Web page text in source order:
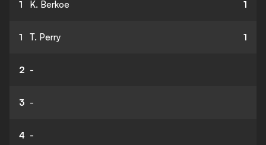
1 K. Berkoe 1
1 T. Perry 1
2 -
3 -
4 -